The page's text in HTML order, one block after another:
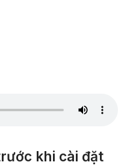
khi cài đặt